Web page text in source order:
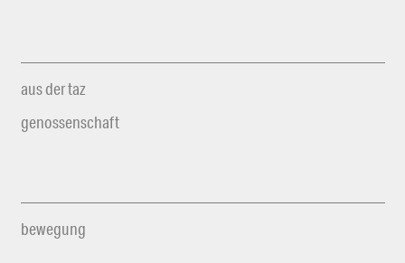
aus der taz
genossenschaft
bewegung